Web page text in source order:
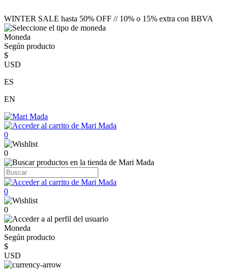
WINTER SALE hasta 50% OFF // 10% o 15% extra con BBVA
Moneda
Según producto
$
USD
ES
EN
0
0
0
0
Moneda
Según producto
$
USD